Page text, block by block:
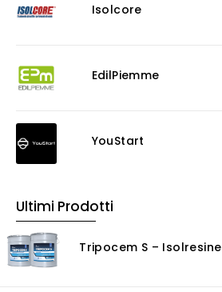
Risanamento E Restauro
Consolidanti
Rasanti per muro
Senza Categoria
Isolcore
EdilPiemme
YouStart
Ultimi Prodotti
Tripocem S – Isolresine